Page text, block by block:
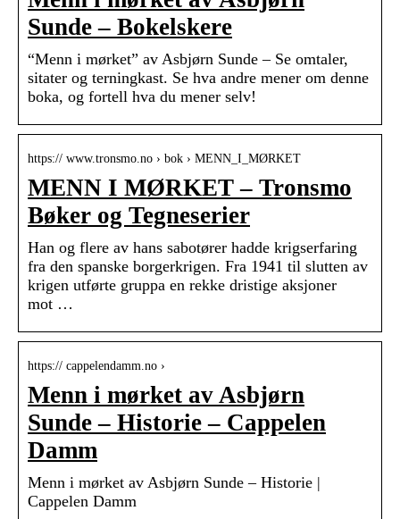
Sunde – Bokelskere
“Menn i mørket” av Asbjørn Sunde – Se omtaler,
sitater og terningkast. Se hva andre mener om denne
boka, og fortell hva du mener selv!
https:// www.tronsmo.no › bok › MENN_I_MØRKET
MENN I MØRKET – Tronsmo
Bøker og Tegneserier
Han og flere av hans sabotører hadde krigserfaring
fra den spanske borgerkrigen. Fra 1941 til slutten av
krigen utførte gruppa en rekke dristige aksjoner
mot …
https:// cappelendamm.no ›
Menn i mørket av Asbjørn
Sunde – Historie – Cappelen
Damm
Menn i mørket av Asbjørn Sunde – Historie |
Cappelen Damm